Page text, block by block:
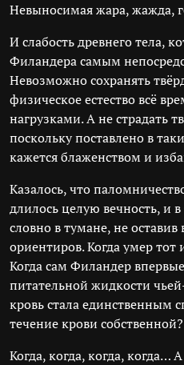
Невыносимая жара, жажда,
И слабость древнего тела,
Филандера самым
Невозможно сохранять
физическое естество всё
нагрузками. А не страдать
поскольку поставлено в
кажется блаженством и
Казалось, что
длилось целую вечность, и
словно в тумане, не
ориентиров. Когда умер
Когда сам Филандер
питательной жидкости
кровь стала единственным
течение крови собственной?
Когда, когда, когда, когда…